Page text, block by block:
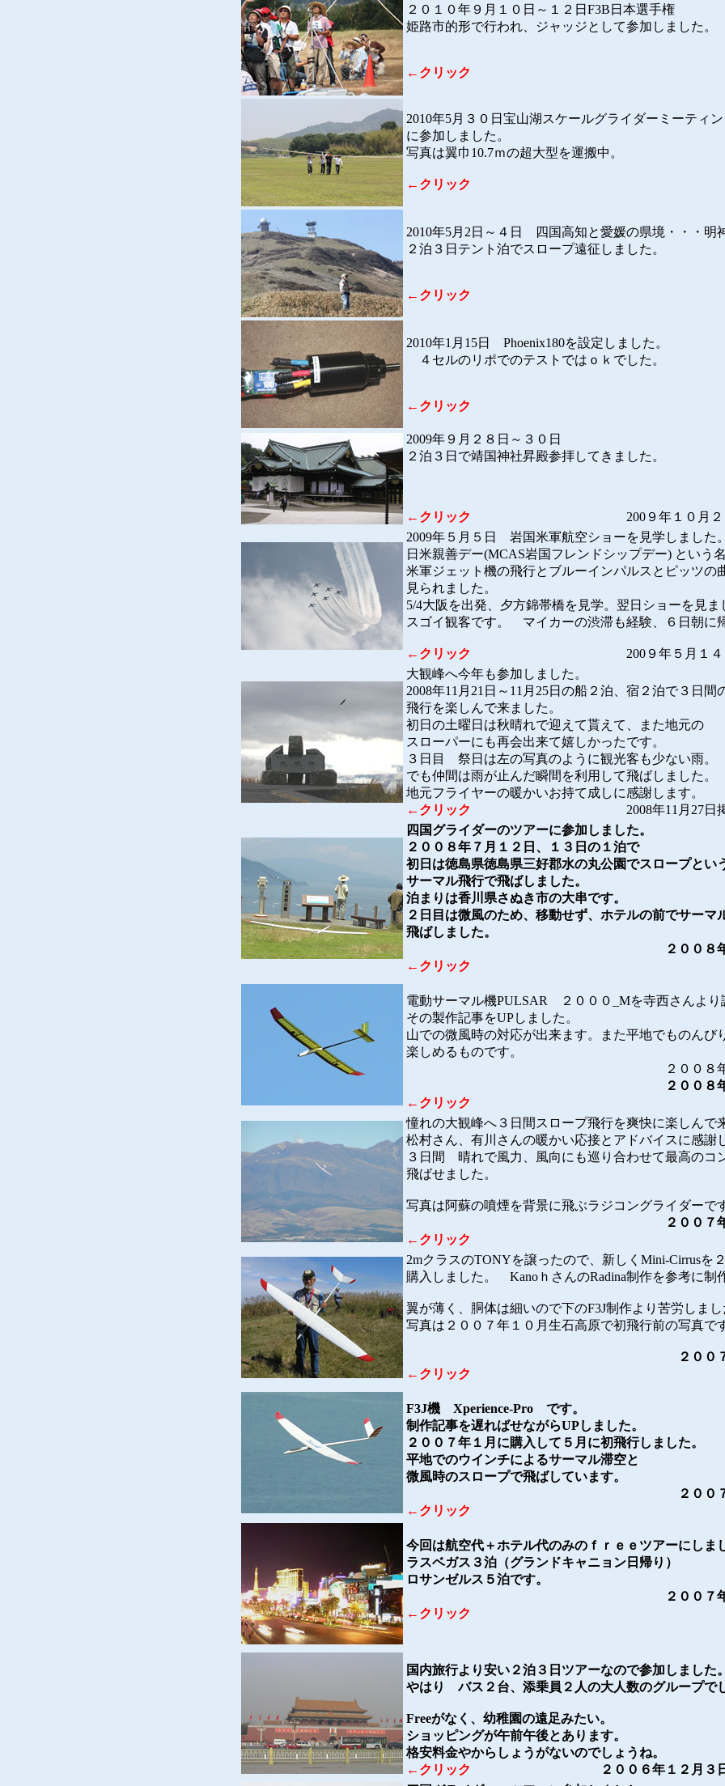
２０１０年９月１０日～１２日F3B日本選手権
姫路市的形で行われ、ジャッジとして参加しました。
←クリック
2010年5月３０日宝山湖スケールグライダーミーティ
に参加しました。
写真は翼巾10.7ｍの超大型を運搬中。
←クリック
2010年5月2日～４日 四国高知と愛媛の県境・・・明
２泊３日テント泊でスロープ遠征しました。
←クリック
2010年1月15日 Phoenix180を設定しました。
４セルのリポでのテストではｏｋでした。
←クリック
2009年９月２８日～３０日
２泊３日で靖国神社昇殿参拝してきました。
←クリック
200９年１０月２日
2009年５月５日 岩国米軍航空ショーを見学しました。
日米親善デー(MCAS岩国フレンドシップデー) という名
米軍ジェット機の飛行とブルーインパルスとピッツの
見られました。
5/4大阪を出発、夕方錦帯橋を見学。翌日ショーを見ま
スゴイ観客です。 マイカーの渋滞も経験、６日朝に
←クリック
200９年５月１
大観峰へ今年も参加しました。
2008年11月21日～11月25日の船２泊、宿２泊で３日間
飛行を楽しんで来ました。
初日の土曜日は秋晴れで迎えて貰えて、また地元の
スローパーにも再会出来て嬉しかったです。
３日目 祭日は左の写真のように観光客も少ない雨。
でも仲間は雨が止んだ瞬間を利用して飛ばしました。
地元フライヤーの暖かいお持て成しに感謝します。
←クリック
2008年11月27日掲
四国グライダーのツアーに参加しました。
２００８年７月１２日、１３日の１泊で
初日は徳島県徳島県三好郡水の丸公園でスロープとい
サーマル飛行で飛ばしました。
泊まりは香川県さぬき市の大串です。
２日目は微風のため、移動せず、ホテルの前でサーマ
飛ばしました。
２００８
←クリック
電動サーマル機PULSAR ２０００_Mを寺西さんより
その製作記事をUPしました。
山での微風時の対応が出来ます。また平地でものんび
楽しめるものです。
２００８年１月３日
２００８
←クリック
憧れの大観峰へ３日間スロープ飛行を爽快に楽しんで
松村さん、有川さんの暖かい応接とアドバイスに感謝
３日間 晴れで風力、風向にも巡り合わせて最高のコ
飛ばせました。
写真は阿蘇の噴煙を背景に飛ぶラジコングライダーで
２００７年１１月２
←クリック
2mクラスのTONYを譲ったので、新しくMini-Cirrusを
購入しました。 KanoｈさんのRadina制作を参考に制
翼が薄く、胴体は細いので下のF3J制作より苦労しまし
写真は２００７年１０月生石高原で初飛行前の写真で
２００７年１０月１
←クリック
F3J機 Xperience-Pro です。
制作記事を遅ればせながらUPしました。
２００７年１月に購入して５月に初飛行しました。
平地でのウインチによるサーマル滞空と
微風時のスロープで飛ばしています。
２００７年９月２
←クリック
今回は航空代＋ホテル代のみのｆｒｅｅツアーにしま
ラスベガス３泊（グランドキャニョン日帰り）
ロサンゼルス５泊です。
２００７年３月１９
←クリック
国内旅行より安い２泊３日ツアーなので参加しました。
やはり バス２台、添乗員２人の大人数のグループで
Freeがなく、幼稚園の遠足みたい。
ショッピングが午前午後とあります。
格安料金やからしょうがないのでしょうね。
←クリック
２００６年１２月３